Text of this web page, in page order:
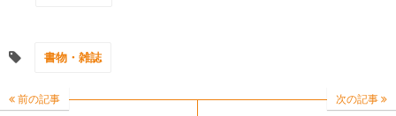
書物・雑誌
前の記事 次の記事